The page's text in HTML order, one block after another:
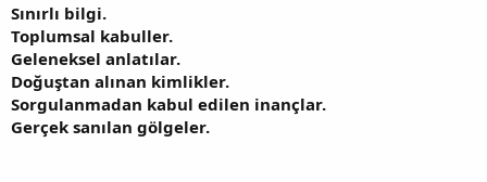
Sınırlı bilgi.
Toplumsal kabuller.
Geleneksel anlatılar.
Doğuştan alınan kimlikler.
Sorgulanmadan kabul edilen inançlar.
Gerçek sanılan gölgeler.